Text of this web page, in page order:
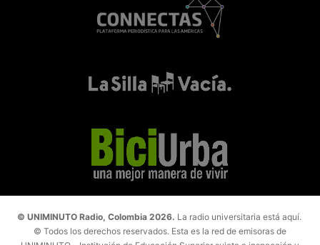
© UNIMINUTO Radio, Colombia 2026. La radio universitaria está aquí.
© Todos los derechos reservados. Esta es la red de emisoras de